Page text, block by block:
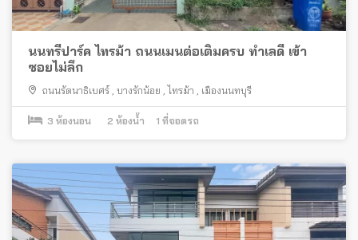
นนทรีปาร์ค ไทรม้า ถนนเมนต่อเติมครบ ทำเลดี เข้า
ซอยไม่ลึก
ถนนรัตนาธิเบศร์ บางรักน้อย ไทรม้า เมืองนนทบุรี
3 ห้องนอน 2 ห้องน้ำ 1 ที่จอดรถ